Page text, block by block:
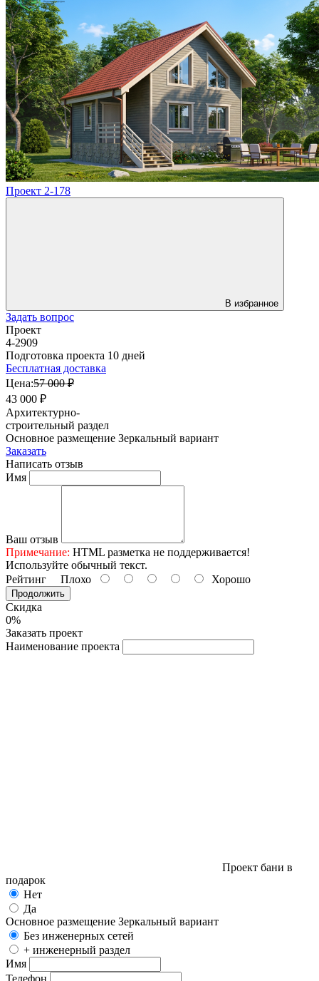
Проект 2-178
В избранное
Задать вопрос
Проект
4-2909
Подготовка проекта 10 дней
Бесплатная доставка
Цена:57 000 ₽
43 000 ₽
Архитектурно-
строительный раздел
Основное размещение Зеркальный вариант
Заказать
Написать отзыв
Имя
Ваш отзыв
Примечание: HTML разметка не поддерживается!
Используйте обычный текст.
Рейтинг Плохо Хорошо
Продолжить
Скидка
0%
Заказать проект
Наименование проекта
Проект бани в
подарок
Нет
Да
Основное размещение Зеркальный вариант
Без инженерных сетей
+ инженерный раздел
Имя
Телефон